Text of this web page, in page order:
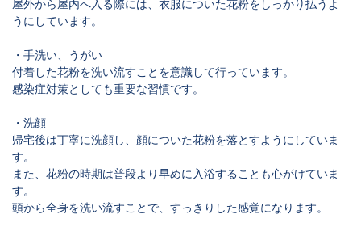
屋外から屋内へ入る際には、衣服についた花粉をしっかり払うよ
うにしています。
・手洗い、うがい
付着した花粉を洗い流すことを意識して行っています。
感染症対策としても重要な習慣です。
・洗顔
帰宅後は丁寧に洗顔し、顔についた花粉を落とすようにしていま
す。
また、花粉の時期は普段より早めに入浴することも心がけていま
す。
頭から全身を洗い流すことで、すっきりした感覚になります。